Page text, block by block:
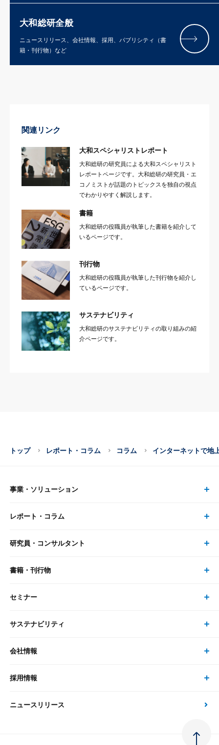
大和総研全般
ニュースリリース、会社情報、採用、パブリシティ（書
籍・刊行物）など
関連リンク
大和スペシャリストレポート
大和総研の研究員による大和スペシャリスト
レポートページです。大和総研の研究員・エ
コノミストが話題のトピックスを独自の視点
でわかりやすく解説します。
書籍
大和総研の役職員が執筆した書籍を紹介して
いるページです。
刊行物
大和総研の役職員が執筆した刊行物を紹介し
ているページです。
サステナビリティ
大和総研のサステナビリティの取り組みの紹
介ページです。
トップ レポート・コラム コラム インターネットで地
事業・ソリューション
事業・ソリューション トップ
リサーチ
大和総研の強み
先端テクノロジーに基づく新たな価値の創出
レポート・コラム
レポート・コラム トップ
最新のレポート・コラム
政策分析
研究員・コンサルタント
研究員・コンサルタント トップ
研究員
書籍・刊行物
書籍・刊行物 トップ
書籍
セミナー
セミナー トップ
現在受付中のセミナー・イベント
サステナビリティ
サステナビリティの取り組み
次世代社会への貢献
会社情報
会社情報 トップ
会社概要・役員一覧
採用情報
採用情報 トップ
ニュースリリース